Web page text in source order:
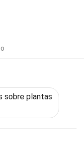
sobre plantas